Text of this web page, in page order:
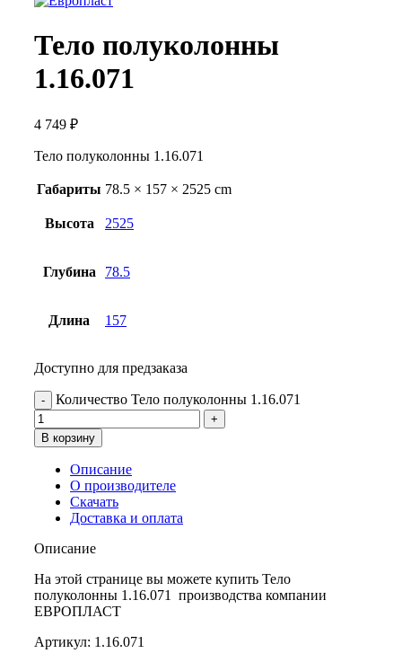
Тело полуколонны
1.16.071
4 749 ₽
Тело полуколонны 1.16.071
Габариты 78.5 × 157 × 2525 cm
Высота 2525
Глубина 78.5
Длина 157
Доступно для предзаказа
Количество Тело полуколонны 1.16.071
В корзину
Описание
О производителе
Скачать
Доставка и оплата
Описание
На этой странице вы можете купить Тело
полуколонны 1.16.071 производства компании
ЕВРОПЛАСТ
Артикул: 1.16.071